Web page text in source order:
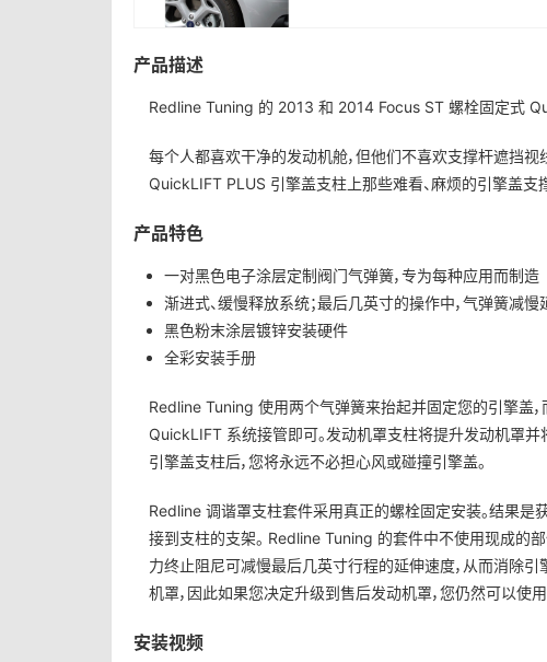
产品描述
Redline Tuning 的 2013 和 2014 Focus ST 螺栓固定式
每个人都喜欢干净的发动机舱，但他们不喜欢支撑杆遮挡
QuickLIFT PLUS 引擎盖支柱上那些难看、麻烦的引擎盖支
产品特色
一对黑色电子涂层定制阀门气弹簧，专为每种应用而制造
渐进式、缓慢释放系统；最后几英寸的操作中，气弹簧减
黑色粉末涂层镀锌安装硬件
全彩安装手册
Redline Tuning 使用两个气弹簧来抬起并固定您的引擎盖
QuickLIFT 系统接管即可。发动机罩支柱将提升发动机罩
引擎盖支柱后，您将永远不必担心风或碰撞引擎盖。
Redline 调谐罩支柱套件采用真正的螺栓固定安装。结果是
接到支柱的支架。 Redline Tuning 的套件中不使用现成的
力终止阻尼可减慢最后几英寸行程的延伸速度，从而消除
机罩，因此如果您决定升级到售后发动机罩，您仍然可以使
安装视频